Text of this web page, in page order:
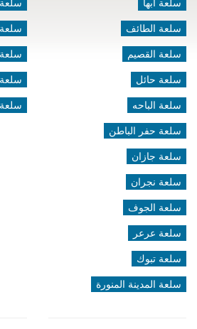
سلعة ابها
سلعة الطائف
سلعة القصيم
سلعة حائل
سلعة الباحه
سلعة حفر الباطن
سلعة جازان
سلعة نجران
سلعة الجوف
سلعة عرعر
سلعة تبوك
سلعة المدينة المنورة
سلعة